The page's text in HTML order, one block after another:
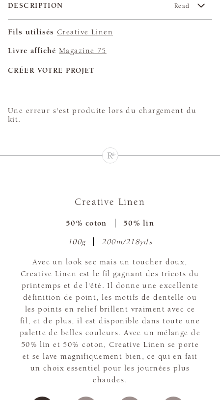
DESCRIPTION Read
Fils utilisés Creative Linen
Livre affiché Magazine 75
CRÉER VOTRE PROJET
Une erreur s'est produite lors du chargement du
kit.
Creative Linen
50% coton 50% lin
100g 200m/218yds
Avec un look sec mais un toucher doux,
Creative Linen est le fil gagnant des tricots du
printemps et de l'été. Il donne une excellente
définition de point, les motifs de dentelle ou
les points en relief brillent vraiment avec ce
fil, et de plus, il est disponible dans toute une
palette de belles couleurs. Avec un mélange de
50% lin et 50% coton, Creative Linen se porte
et se lave magnifiquement bien, ce qui en fait
un choix essentiel pour les journées plus
chaudes.